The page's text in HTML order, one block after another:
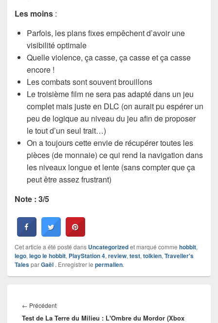
Les moins :
Parfois, les plans fixes empêchent d’avoir une
visibilité optimale
Quelle violence, ça casse, ça casse et ça casse
encore !
Les combats sont souvent brouillons
Le troisième film ne sera pas adapté dans un jeu
complet mais juste en DLC (on aurait pu espérer un
peu de logique au niveau du jeu afin de proposer
le tout d’un seul trait…)
On a toujours cette envie de récupérer toutes les
pièces (de monnaie) ce qui rend la navigation dans
les niveaux longue et lente (sans compter que ça
peut être assez frustrant)
Note : 3/5
Cet article a été posté dans Uncategorizedet marqué comme hobbit,
lego, lego le hobbit, PlayStation 4, review, test, tolkien, Traveller's
TalesparGaël . Enregistrer le permalien.
de
l’article
← PrécédentArticle
précédent :
Test de La Terre du Milieu : L'Ombre du Mordor (Xbox